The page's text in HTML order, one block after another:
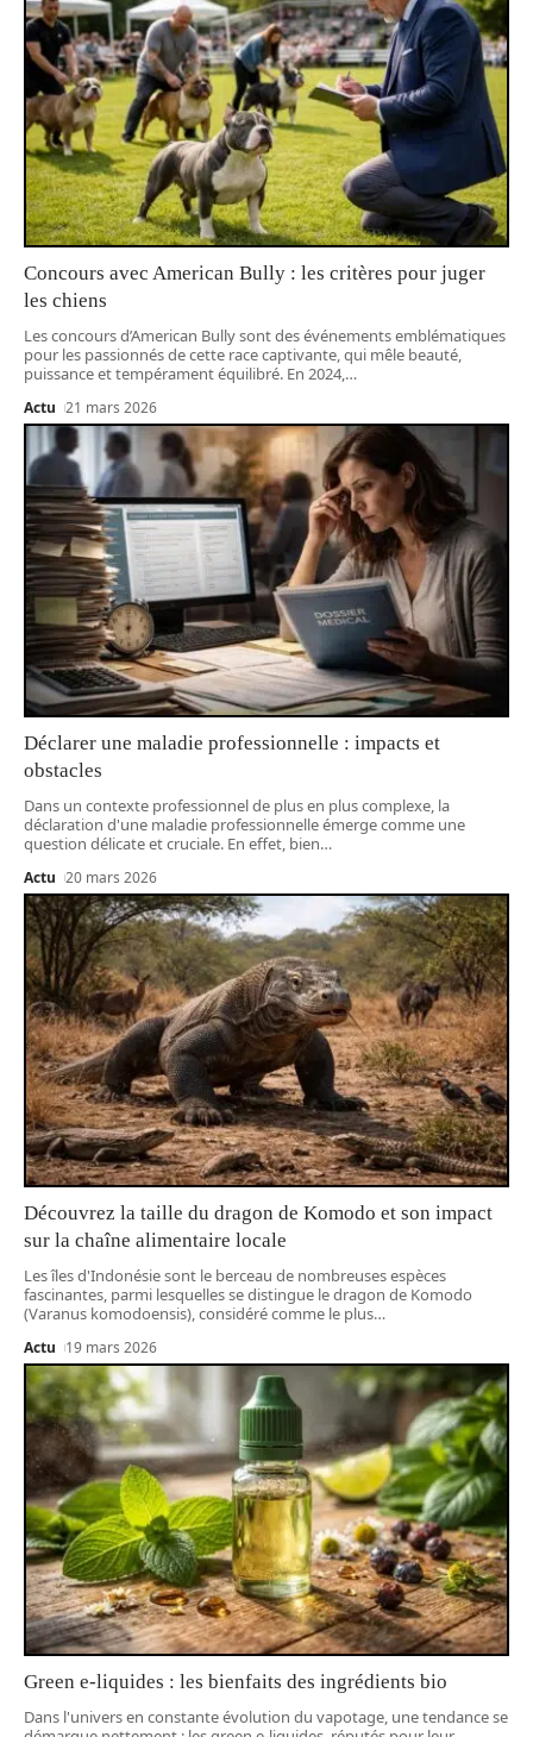
Concours avec American Bully : les critères pour juger
les chiens
Les concours d’American Bully sont des événements emblématiques
pour les passionnés de cette race captivante, qui mêle beauté,
puissance et tempérament équilibré. En 2024,…
Actu 21 mars 2026
Déclarer une maladie professionnelle : impacts et
obstacles
Dans un contexte professionnel de plus en plus complexe, la
déclaration d'une maladie professionnelle émerge comme une
question délicate et cruciale. En effet, bien…
Actu 20 mars 2026
Découvrez la taille du dragon de Komodo et son impact
sur la chaîne alimentaire locale
Les îles d'Indonésie sont le berceau de nombreuses espèces
fascinantes, parmi lesquelles se distingue le dragon de Komodo
(Varanus komodoensis), considéré comme le plus…
Actu 19 mars 2026
Green e-liquides : les bienfaits des ingrédients bio
Dans l'univers en constante évolution du vapotage, une tendance se